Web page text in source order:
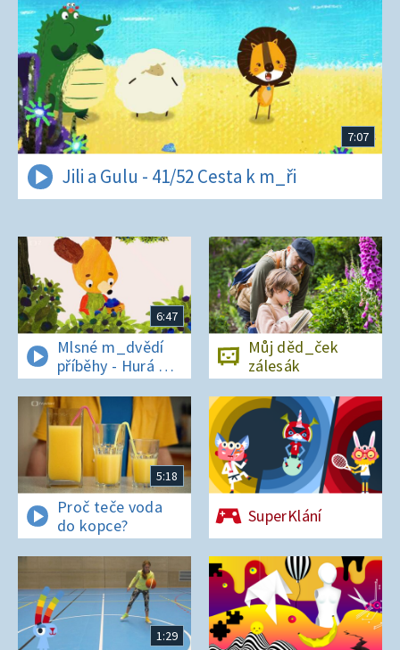
7:07
Jili a Gulu - 41/52 Cesta k m_ři
6:47
Mlsné m_dvědí
příběhy - Hurá na
bor_vky
Můj děd_ček
zálesák
5:18
Proč teče voda
do kopce?
SuperKlání
1:29